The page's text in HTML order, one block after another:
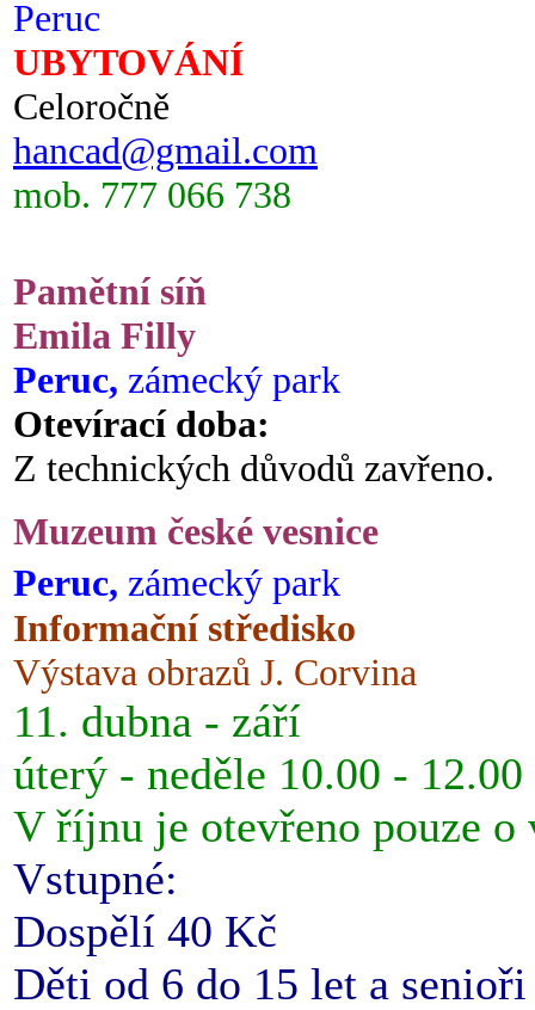
Peruc
UBYTOVÁNÍ
Celoročně
hancad@gmail.com
mob. 777 066 738
Pamětní síň
Emila Filly
Peruc, zámecký park
Otevírací doba:
Z technických důvodů zavřeno.
Muzeum české vesnice
Peruc, zámecký park
Informační středisko
Výstava obrazů J. Corvina
11. dubna - září
úterý - neděle 10.00 -
V říjnu je otevřeno pouze o
Vstupné:
Dospělí 40 Kč
Děti od 6 do 15 let a